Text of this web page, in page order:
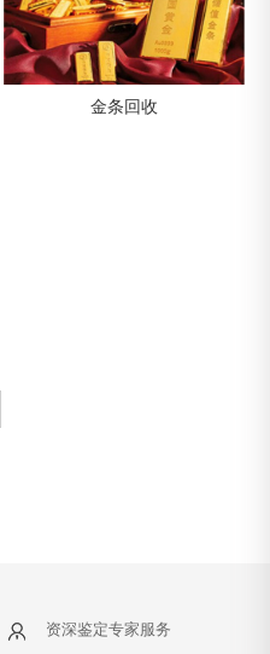
金条回收
资深鉴定专家服务